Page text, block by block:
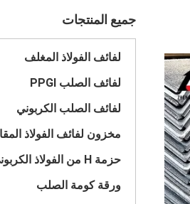
جميع المنتجات
لفائف الفولاذ المغلف
لفائف الصلب PPGI
لفائف الصلب الكربوني
مخزون لفائف الفولاذ
حزمة H من الفولاذ الكربوني
ورقة كومة الصلب